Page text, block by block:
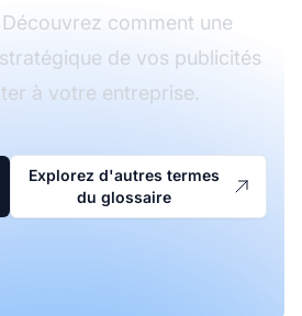
comment une
de vos publicités
à votre entreprise.
Explorez d'autres termes
du glossaire